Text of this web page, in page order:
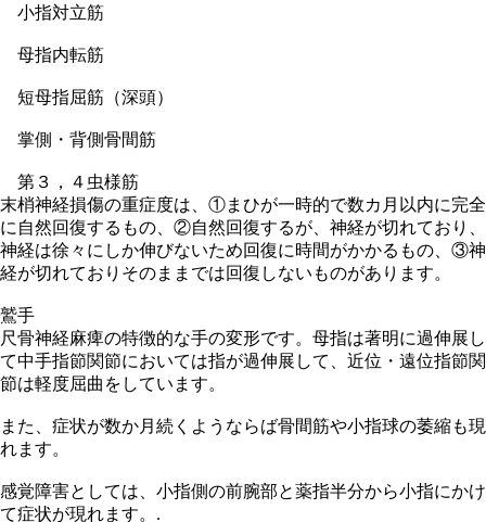
小指対立筋
母指内転筋
短母指屈筋（深頭）
掌側・背側骨間筋
第３，４虫様筋
末梢神経損傷の重症度は、①まひが一時的で数カ月以内に完全
に自然回復するもの、②自然回復するが、神経が切れており、
神経は徐々にしか伸びないため回復に時間がかかるもの、③神
経が切れておりそのままでは回復しないものがあります。
鷲手
尺骨神経麻痺の特徴的な手の変形です。母指は著明に過伸展し
て中手指節関節においては指が過伸展して、近位・遠位指節関
節は軽度屈曲をしています。
また、症状が数か月続くようならば骨間筋や小指球の萎縮も現
れます。
感覚障害としては、小指側の前腕部と薬指半分から小指にかけ
て症状が現れます。.